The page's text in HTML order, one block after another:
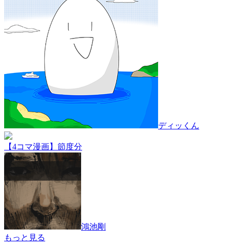
ディッくん
【4コマ漫画】節度分
鴻池剛
もっと見る